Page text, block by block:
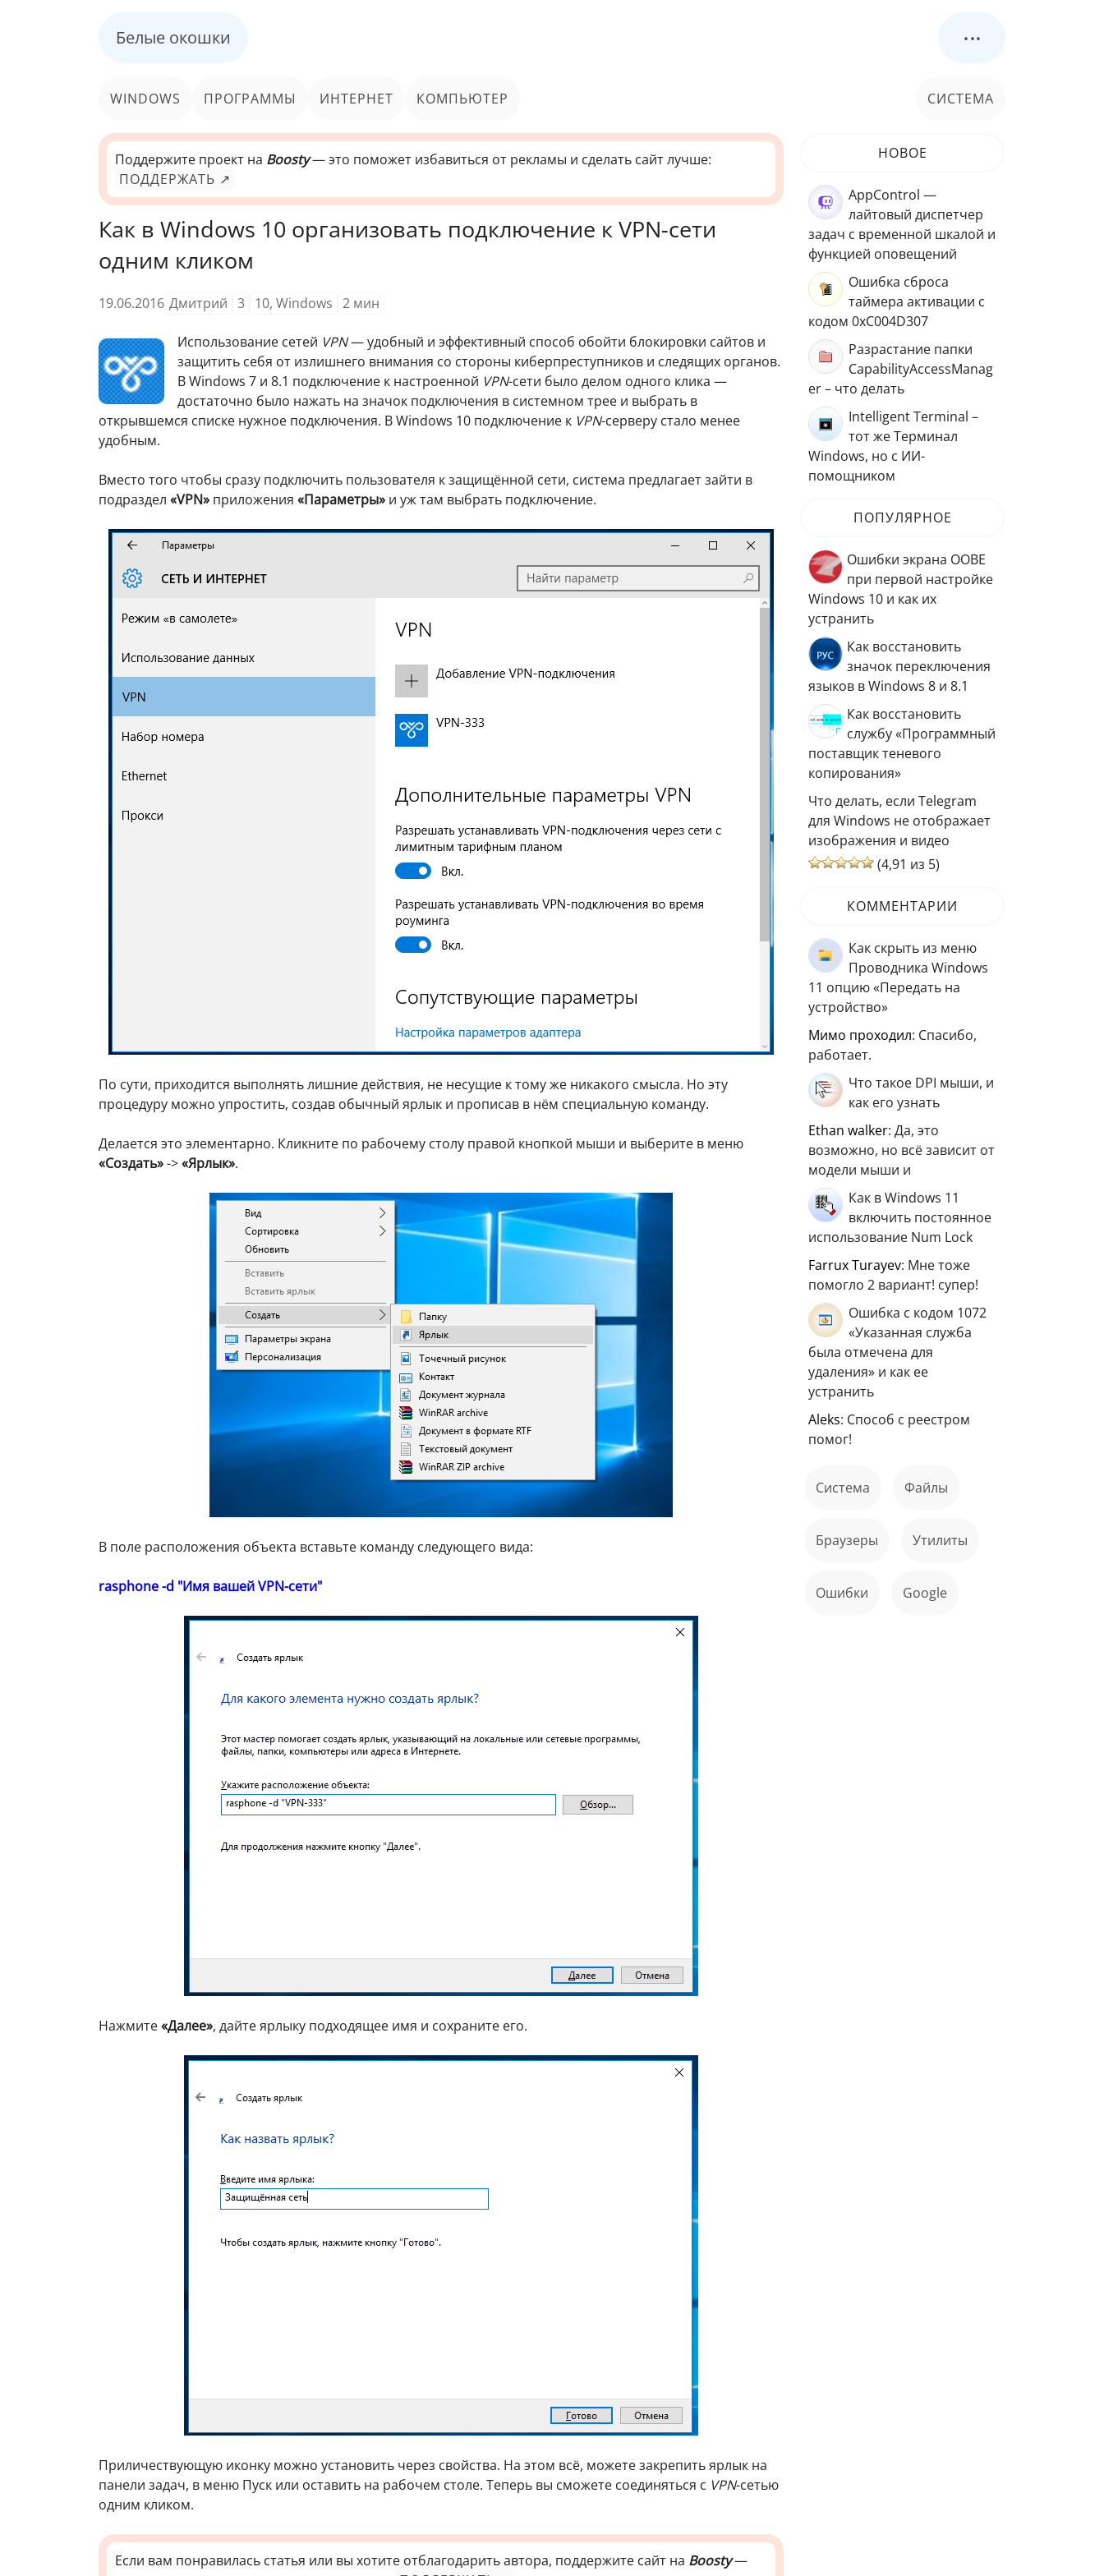
Белые окошки ...
WINDOWS ПРОГРАММЫ ИНТЕРНЕТ КОМПЬЮТЕР СИСТЕМА
Поддержите проект на Boosty— это поможет избавиться от рекламы и сделать сайт лучше:
ПОДДЕРЖАТЬ ↗
Как в Windows 10 организовать подключение к VPN-сети
одним кликом
19.06.2016 Дмитрий 3 10, Windows 2 мин
Использование сетей VPN— удобный и эффективный способ обойти блокировки сайтов и
защитить себя от излишнего внимания со стороны киберпреступников и следящих органов.
В Windows 7 и 8.1 подключение к настроенной VPN-сети было делом одного клика —
достаточно было нажать на значок подключения в системном трее и выбрать в
открывшемся списке нужное подключения. В Windows 10 подключение к VPN-серверу стало менее
удобным.
Вместо того чтобы сразу подключить пользователя к защищённой сети, система предлагает зайти в
подраздел «VPN» приложения «Параметры» и уж там выбрать подключение.
По сути, приходится выполнять лишние действия, не несущие к тому же никакого смысла. Но эту
процедуру можно упростить, создав обычный ярлык и прописав в нём специальную команду.
Делается это элементарно. Кликните по рабочему столу правой кнопкой мыши и выберите в меню
«Создать»->«Ярлык».
В поле расположения объекта вставьте команду следующего вида:
rasphone -d "Имя вашей VPN-сети"
Нажмите«Далее», дайте ярлыку подходящее имя и сохраните его.
Приличествующую иконку можно установить через свойства. На этом всё, можете закрепить ярлык на
панели задач, в меню Пуск или оставить на рабочем столе. Теперь вы сможете соединяться с VPN-сетью
одним кликом.
Если вам понравилась статья или вы хотите отблагодарить автора, поддержите сайт на Boosty—
НОВОЕ
AppControl —
лайтовый диспетчер
задач с временной шкалой и
функцией оповещений
Ошибка сброса
таймера активации с
кодом 0xC004D307
Разрастание папки
CapabilityAccessManag
er – что делать
Intelligent Terminal –
тот же Терминал
Windows, но с ИИ-
помощником
ПОПУЛЯРНОЕ
Ошибки экрана OOBE
при первой настройке
Windows 10 и как их
устранить
Как восстановить
значок переключения
языков в Windows 8 и 8.1
Как восстановить
службу «Программный
поставщик теневого
копирования»
Что делать, если Telegram
для Windows не отображает
изображения и видео
(4,91 из 5)
КОММЕНТАРИИ
Как скрыть из меню
Проводника Windows
11 опцию «Передать на
устройство»
мимо проходил: Спасибо,
работает.
Что такое DPI мыши, и
как его узнать
ethan walker: Да, это
возможно, но всё зависит от
модели мыши и
Как в Windows 11
включить постоянное
использование Num Lock
Farrux Turayev: Мне тоже
помогло 2 вариант! супер!
Ошибка с кодом 1072
«Указанная служба
была отмечена для
удаления» и как ее
устранить
aleks: Способ с реестром
помог!
Система файлы
Браузеры Утилиты
ошибки Google